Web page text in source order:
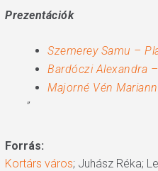
Prezentációk
Szemerey Samu –
Bardóczi Alexandra
Majorné Vén
”
Forrás:
Kortárs város; Juhász Réka;